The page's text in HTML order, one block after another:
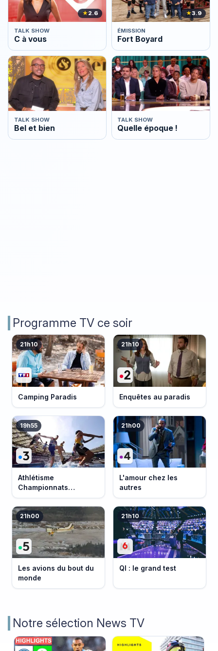
★2.6
TALK SHOW
C à vous
★3.9
ÉMISSION
Fort Boyard
TALK SHOW
Bel et bien
TALK SHOW
Quelle époque !
Programme TV ce soir
21h10
Camping Paradis
21h10
Enquêtes au paradis
19h55
Athlétisme
Championnats
d'Europe 2026
21h00
L'amour chez les
autres
21h00
Les avions du bout du
monde
21h10
QI : le grand test
Notre sélection News TV